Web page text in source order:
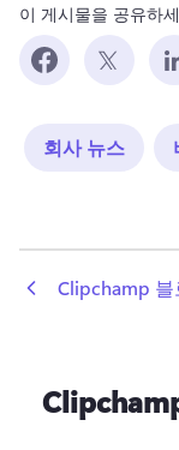
이 게시물을 공유하
회사 뉴스
Clipchamp 블